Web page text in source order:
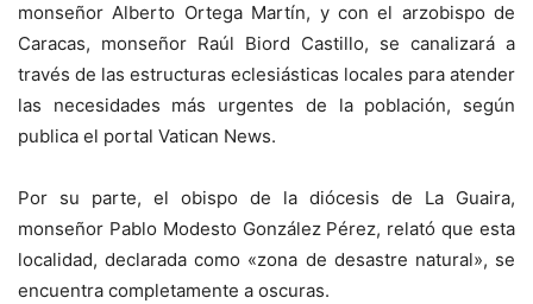
monseñor Alberto Ortega Martín, y con el arzobispo de
Caracas, monseñor Raúl Biord Castillo, se canalizará a
través de las estructuras eclesiásticas locales para atender
las necesidades más urgentes de la población, según
publica el portal Vatican News.
Por su parte, el obispo de la diócesis de La Guaira,
monseñor Pablo Modesto González Pérez, relató que esta
localidad, declarada como «zona de desastre natural», se
encuentra completamente a oscuras.